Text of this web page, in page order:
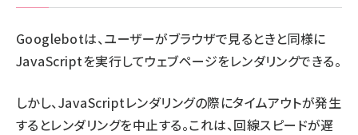
Googlebotは、ユーザーがブラウザで見るときと同様に
JavaScriptを実行してウェブページをレンダリングできる。
しかし、JavaScriptレンダリングの際にタイムアウトが発生
するとレンダリングを中止する。これは、回線スピードが遅